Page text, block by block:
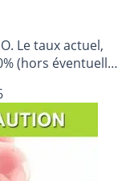
Le taux actuel,
(hors éventuelle